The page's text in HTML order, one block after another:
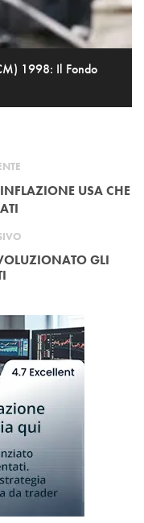
1998: Il Fondo
USA CHE
GLI